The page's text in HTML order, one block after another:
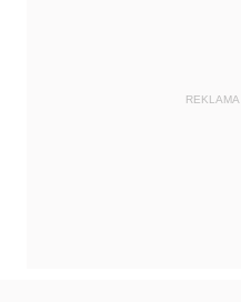
REKLAMA